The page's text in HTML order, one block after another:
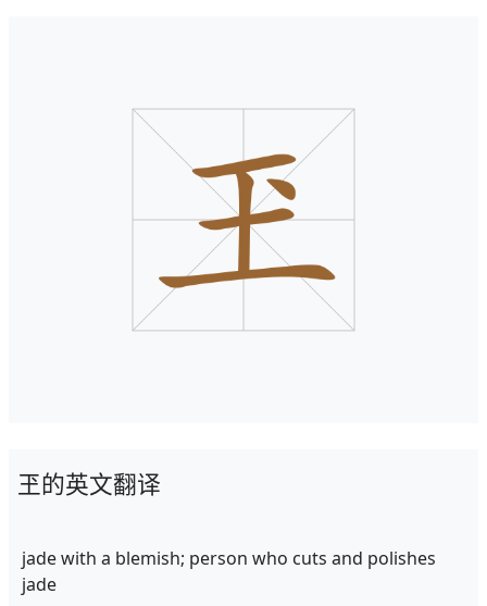
玊的英文翻译
jade with a blemish; person who cuts and polishes
jade